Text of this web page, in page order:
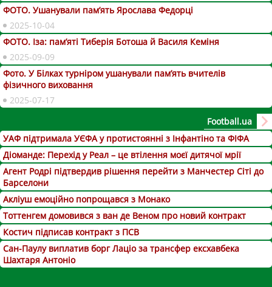
ФОТО. Ушанували пам’ять Ярослава Федорці
2025-10-04
ФОТО. Іза: пам’яті Тиберія Ботоша й Василя Кеміня
2025-09-09
Фото. У Білках турніром ушанували пам’ять вчителів
фізичного виховання
2025-07-17
Football.ua
УАФ підтримала УЄФА у протистоянні з Інфантіно та ФІФА
Діоманде: Перехід у Реал – це втілення моєї дитячої мрії
Агент Родрі підтвердив рішення перейти з Манчестер Сіті до
Барселони
Акліуш емоційно попрощався з Монако
Тоттенгем домовився з ван де Веном про новий контракт
Костич підписав контракт з ПСВ
Сан-Паулу виплатив борг Лаціо за трансфер ексхавбека
Шахтаря Антоніо